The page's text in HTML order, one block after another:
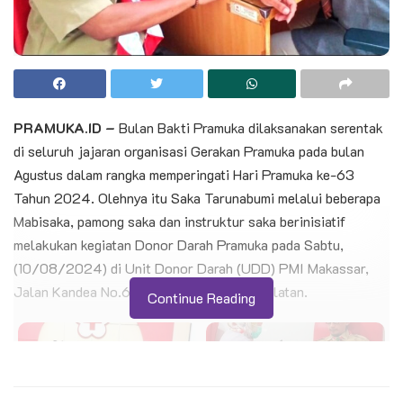
PRAMUKA.ID – Bulan Bakti Pramuka dilaksanakan serentak
di seluruh jajaran organisasi Gerakan Pramuka pada bulan
Agustus dalam rangka memperingati Hari Pramuka ke-63
Tahun 2024. Olehnya itu Saka Tarunabumi melalui beberapa
Mabisaka, pamong saka dan instruktur saka berinisiatif
melakukan kegiatan Donor Darah Pramuka pada Sabtu,
(10/08/2024) di Unit Donor Darah (UDD) PMI Makassar,
Jalan Kandea No.6 Makassar, Sulawesi Selatan.
Continue Reading